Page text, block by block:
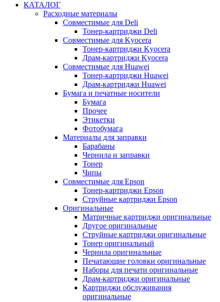
КАТАЛОГ
Расходные материалы
Совместимые для Deli
Тонер-картриджи Deli
Совместимые для Kyocera
Тонер-картриджи Kyocera
Драм-картриджи Kyocera
Совместимые для Huawei
Тонер-картриджи Huawei
Драм-картриджи Huawei
Бумага и печатные носители
Бумага
Прочее
Этикетки
Фотобумага
Материалы для заправки
Барабаны
Чернила и заправки
Тонер
Чипы
Совместимые для Epson
Тонер-картриджи Epson
Струйные картриджи Epson
Оригинальные
Матричные картриджи оригинальные
Другое оригинальные
Струйные картриджи оригинальные
Тонер оригинальный
Чернила оригинальные
Печатающие головки оригинальные
Наборы для печати оригинальные
Драм-картриджи оригинальные
Картриджи обслуживания
оригинальные